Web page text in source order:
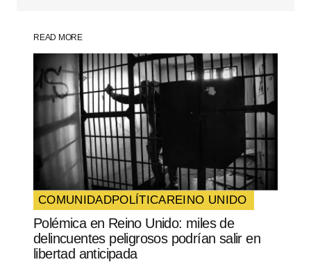
Your Name
Your E-mail*
Guarda mi nombre, correo electrónico y
web en este navegador para la próxima
vez que comente.
SUBMIT COMMENT
READ MORE
COMUNIDADPOLÍTICAREINO UNIDO
Polémica en Reino Unido: miles de
delincuentes peligrosos podrían salir en
libertad anticipada